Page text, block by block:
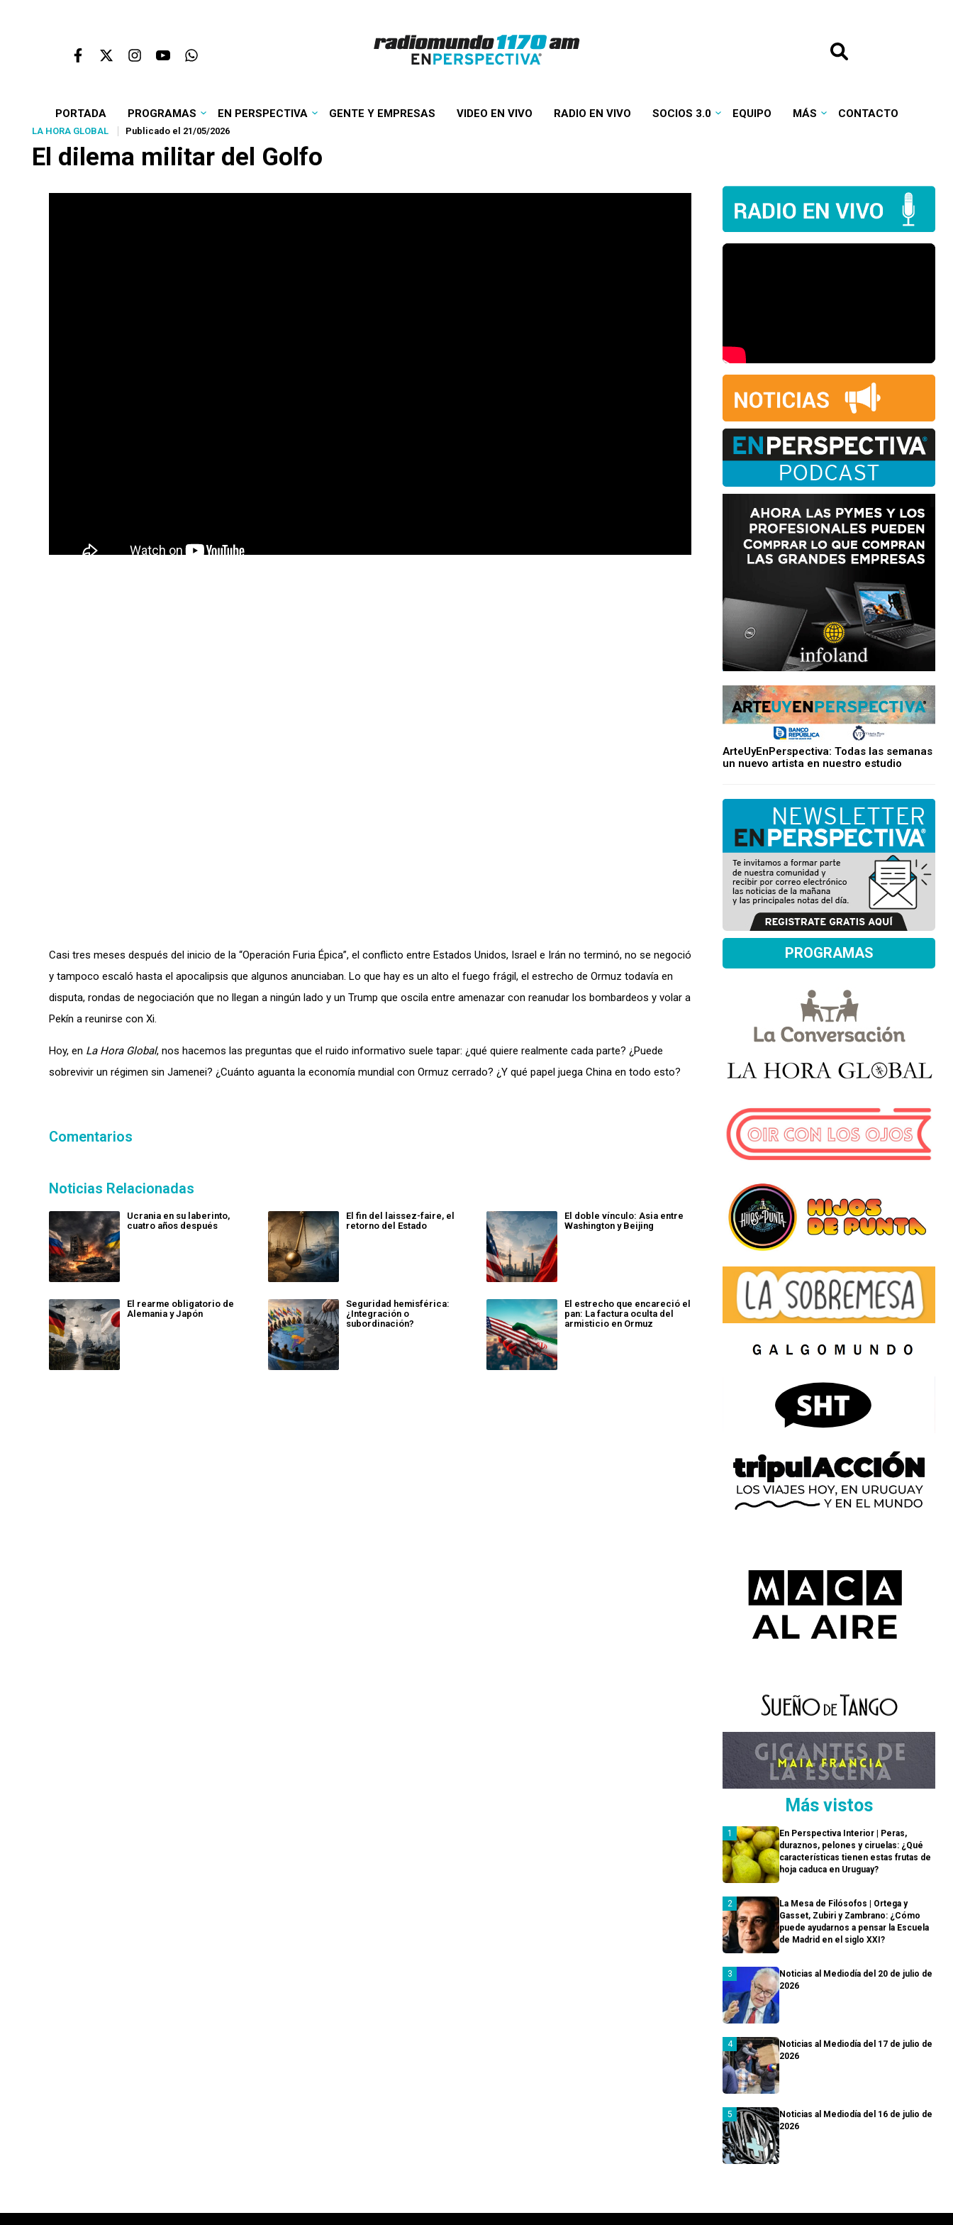
PORTADA PROGRAMAS EN PERSPECTIVA GENTE Y EMPRESAS VIDEO EN VIVO RADIO EN VIVO SOCIOS 3.0 EQUIPO MÁS CONTACTO
LA HORA GLOBAL Publicado el 21/05/2026
El dilema militar del Golfo
Casi tres meses después del inicio de la “Operación Furia Épica”, el conflicto entre Estados Unidos, Israel e Irán no terminó, no se negoció
y tampoco escaló hasta el apocalipsis que algunos anunciaban. Lo que hay es un alto el fuego frágil, el estrecho de Ormuz todavía en
disputa, rondas de negociación que no llegan a ningún lado y un Trump que oscila entre amenazar con reanudar los bombardeos y volar a
Pekín a reunirse con Xi.
Hoy, en La Hora Global, nos hacemos las preguntas que el ruido informativo suele tapar: ¿qué quiere realmente cada parte? ¿Puede
sobrevivir un régimen sin Jamenei? ¿Cuánto aguanta la economía mundial con Ormuz cerrado? ¿Y qué papel juega China en todo esto?
Comentarios
Noticias Relacionadas
Ucrania en su laberinto,
cuatro años después
El fin del laissez-faire, el
retorno del Estado
El doble vínculo: Asia entre
Washington y Beijing
El rearme obligatorio de
Alemania y Japón
Seguridad hemisférica:
¿Integración o
subordinación?
El estrecho que encareció el
pan: La factura oculta del
armisticio en Ormuz
ArteUyEnPerspectiva: Todas las semanas
un nuevo artista en nuestro estudio
PROGRAMAS
Más vistos
En Perspectiva Interior | Peras,
duraznos, pelones y ciruelas: ¿Qué
características tienen estas frutas de
hoja caduca en Uruguay?
La Mesa de Filósofos | Ortega y
Gasset, Zubiri y Zambrano: ¿Cómo
puede ayudarnos a pensar la Escuela
de Madrid en el siglo XXI?
Noticias al Mediodía del 20 de julio de
2026
Noticias al Mediodía del 17 de julio de
2026
Noticias al Mediodía del 16 de julio de
2026